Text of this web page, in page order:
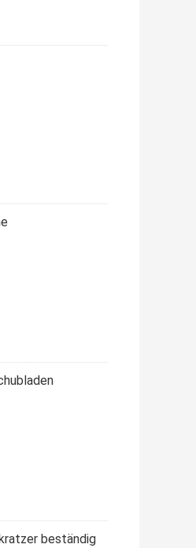
beständig